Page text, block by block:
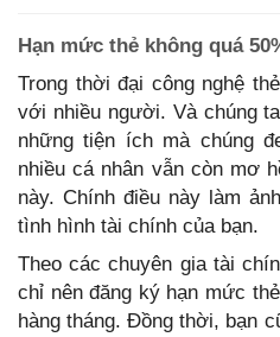
Hạn mức thẻ không quá
Trong thời đại công nghệ
với nhiều người. Và chúng
những tiện ích mà chúng
nhiều cá nhân vẫn còn mơ
này. Chính điều này làm
tình hình tài chính của bạn.
Theo các chuyên gia tài
chỉ nên đăng ký hạn mức
hàng tháng. Đồng thời, bạn